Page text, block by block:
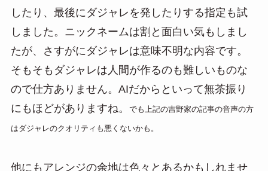
したり、最後にダジャレを発したりする指定も試
しました。ニックネームは割と面白い気もしまし
たが、さすがにダジャレは意味不明な内容です。
そもそもダジャレは人間が作るのも難しいものな
ので仕方ありません。AIだからといって無茶振り
にもほどがありますね。
でも上記の吉野家の記事の音声の方
はダジャレのクオリティも悪くないかも。
他にもアレンジの余地は色々とあるかもしれませ